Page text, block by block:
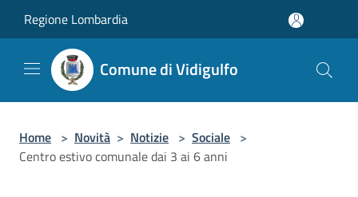
Regione Lombardia
Comune di Vidigulfo
Home > Novità > Notizie > Sociale >
Centro estivo comunale dai 3 ai 6 anni